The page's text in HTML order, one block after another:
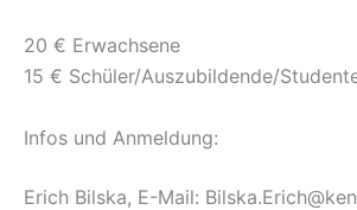
20 € Erwachsene
15 € Schüler/Auszubildende/
Infos und Anmeldung:
Erich Bilska, E-Mail: